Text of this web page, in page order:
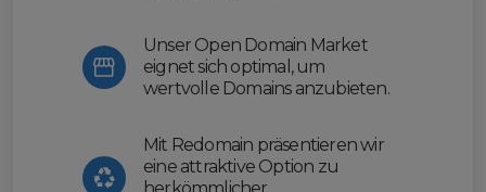
Unser Open Domain Market
eignet sich optimal, um
wertvolle Domains anzubieten.
Mit Redomain präsentieren wir
eine attraktive Option zu